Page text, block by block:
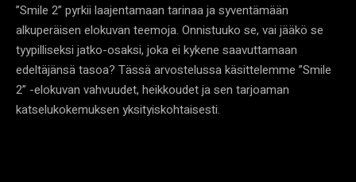
”Smile 2” pyrkii laajentamaan tarinaa ja syventämään
alkuperäisen elokuvan teemoja. Onnistuuko se, vai jääkö se
tyypilliseksi jatko-osaksi, joka ei kykene saavuttamaan
edeltäjänsä tasoa? Tässä arvostelussa käsittelemme ”Smile
2” -elokuvan vahvuudet, heikkoudet ja sen tarjoaman
katselukokemuksen yksityiskohtaisesti.